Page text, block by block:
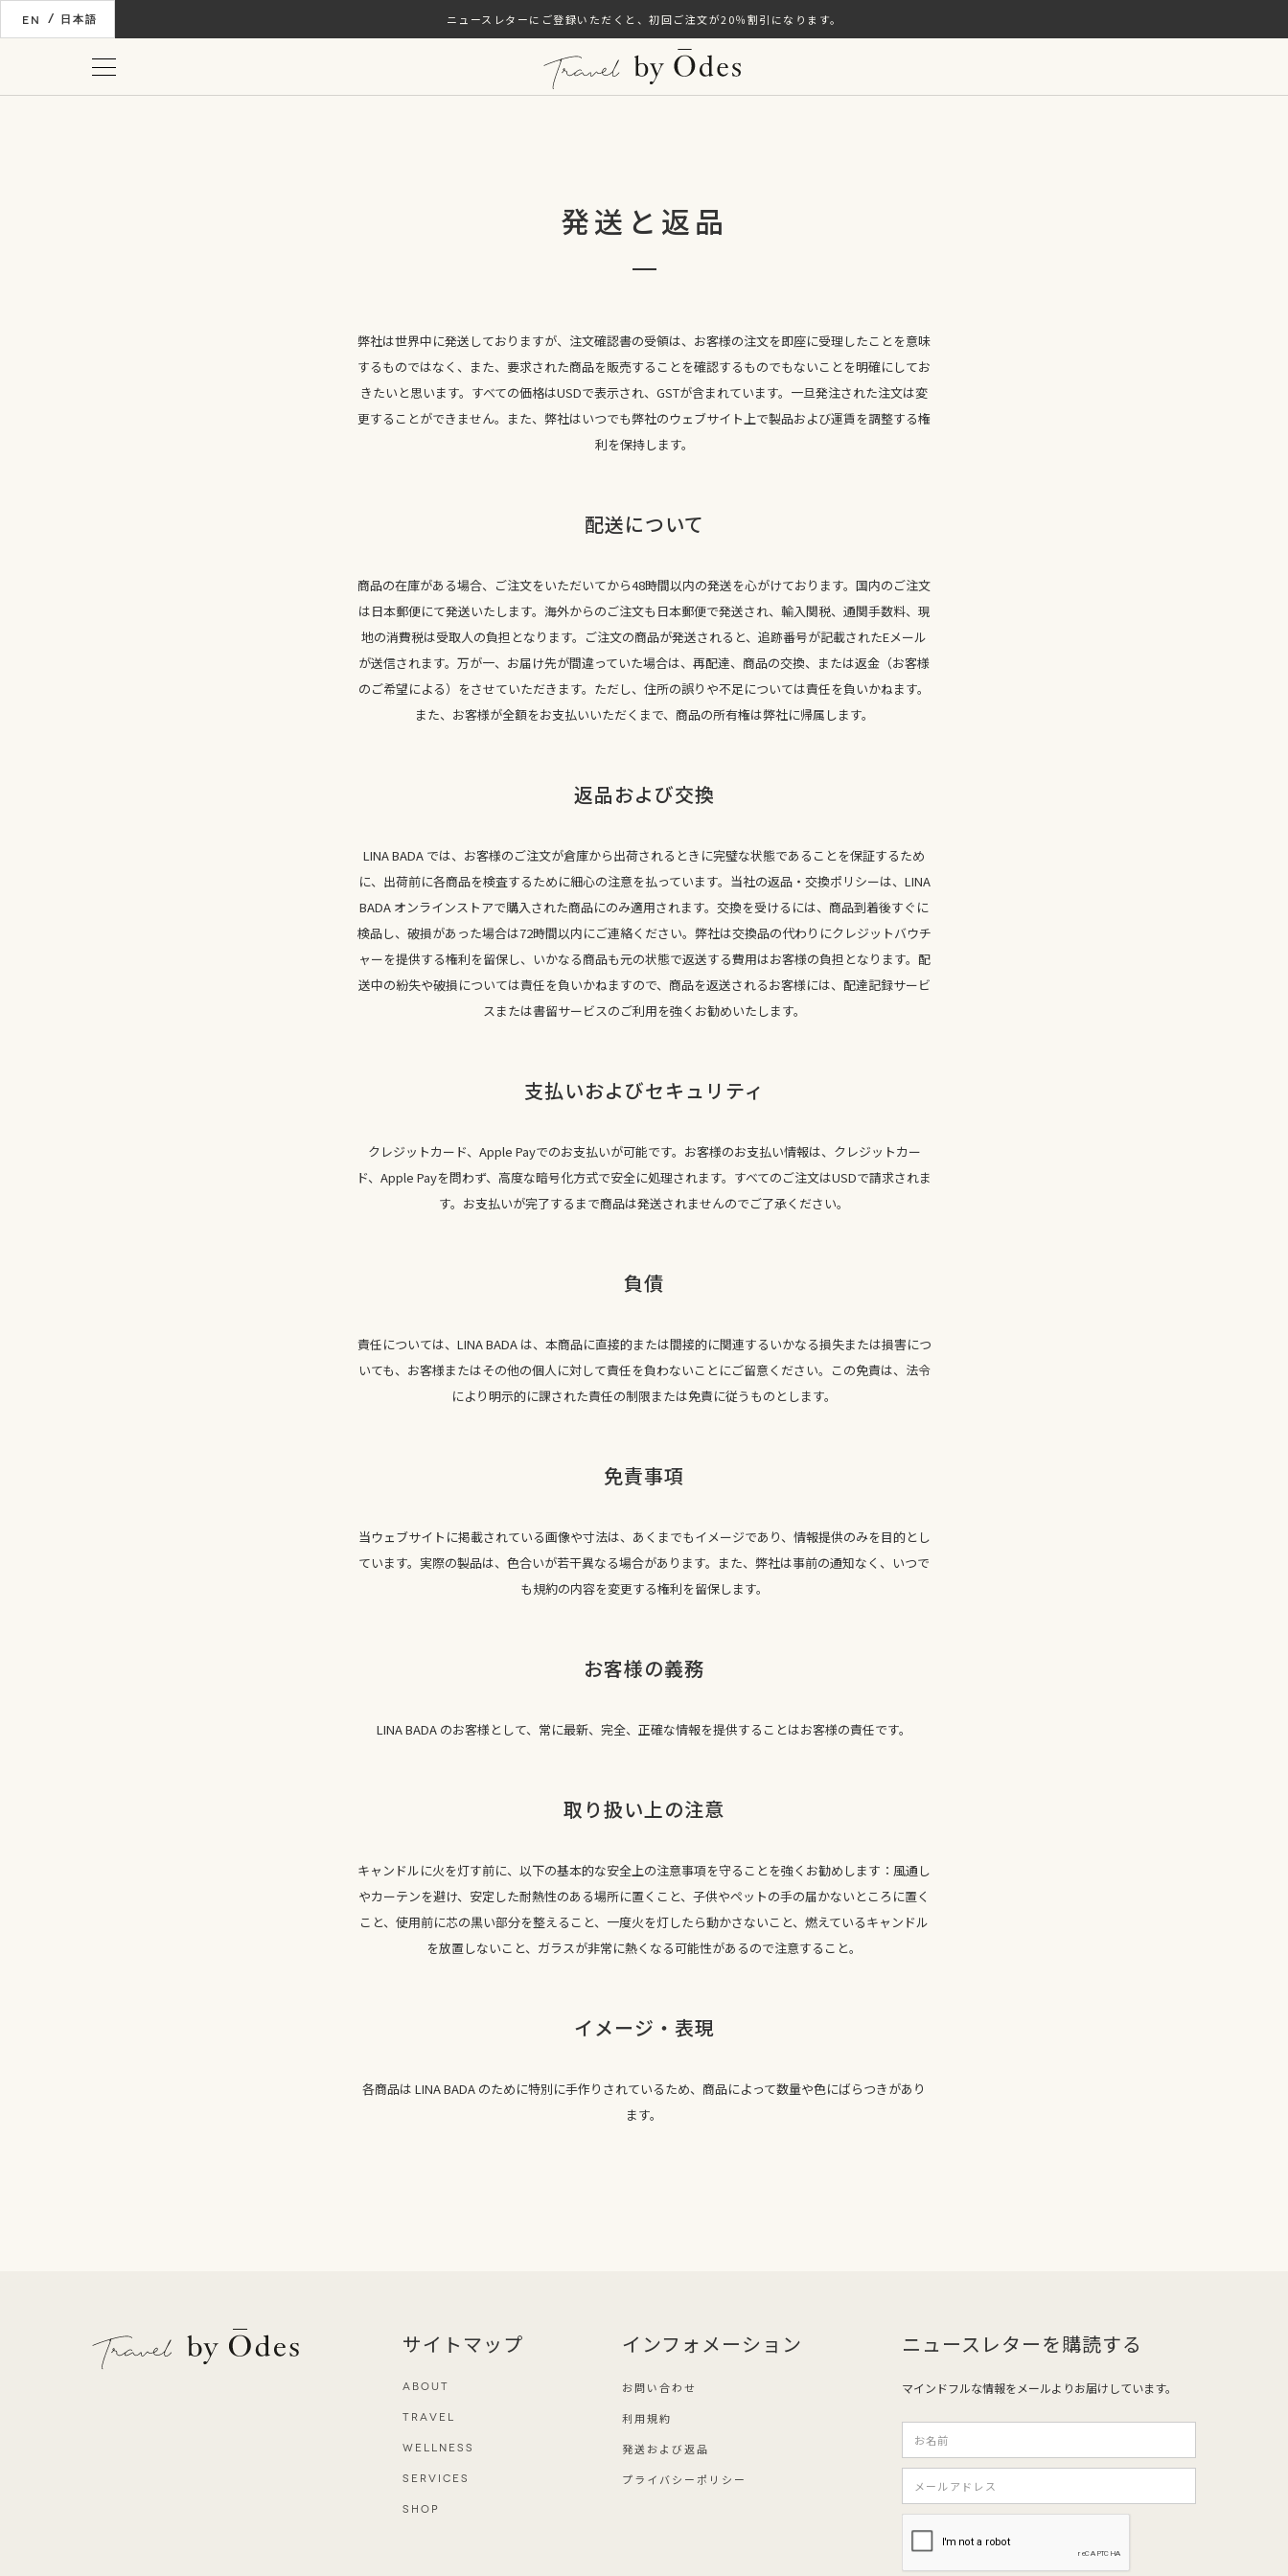
EN / 日本語 ニュースレターにご登録いただくと、初回ご注文が20％割引になります。
発送と返品
弊社は世界中に発送しておりますが、注文確認書の受領は、お客様の注文を即座に受理したことを意味
するものではなく、また、要求された商品を販売することを確認するものでもないことを明確にしてお
きたいと思います。すべての価格はUSDで表示され、GSTが含まれています。一旦発注された注文は変
更することができません。また、弊社はいつでも弊社のウェブサイト上で製品および運賃を調整する権
利を保持します。
配送について
商品の在庫がある場合、ご注文をいただいてから48時間以内の発送を心がけております。国内のご注文
は日本郵便にて発送いたします。海外からのご注文も日本郵便で発送され、輸入関税、通関手数料、現
地の消費税は受取人の負担となります。ご注文の商品が発送されると、追跡番号が記載されたEメール
が送信されます。万が一、お届け先が間違っていた場合は、再配達、商品の交換、または返金（お客様
のご希望による）をさせていただきます。ただし、住所の誤りや不足については責任を負いかねます。
また、お客様が全額をお支払いいただくまで、商品の所有権は弊社に帰属します。
返品および交換
LINA BADA では、お客様のご注文が倉庫から出荷されるときに完璧な状態であることを保証するため
に、出荷前に各商品を検査するために細心の注意を払っています。当社の返品・交換ポリシーは、LINA
BADA オンラインストアで購入された商品にのみ適用されます。交換を受けるには、商品到着後すぐに
検品し、破損があった場合は72時間以内にご連絡ください。弊社は交換品の代わりにクレジットバウチ
ャーを提供する権利を留保し、いかなる商品も元の状態で返送する費用はお客様の負担となります。配
送中の紛失や破損については責任を負いかねますので、商品を返送されるお客様には、配達記録サービ
スまたは書留サービスのご利用を強くお勧めいたします。
支払いおよびセキュリティ
クレジットカード、Apple Payでのお支払いが可能です。お客様のお支払い情報は、クレジットカー
ド、Apple Payを問わず、高度な暗号化方式で安全に処理されます。すべてのご注文はUSDで請求されま
す。お支払いが完了するまで商品は発送されませんのでご了承ください。
負債
責任については、LINA BADA は、本商品に直接的または間接的に関連するいかなる損失または損害につ
いても、お客様またはその他の個人に対して責任を負わないことにご留意ください。この免責は、法令
により明示的に課された責任の制限または免責に従うものとします。
免責事項
当ウェブサイトに掲載されている画像や寸法は、あくまでもイメージであり、情報提供のみを目的とし
ています。実際の製品は、色合いが若干異なる場合があります。また、弊社は事前の通知なく、いつで
も規約の内容を変更する権利を留保します。
お客様の義務
LINA BADA のお客様として、常に最新、完全、正確な情報を提供することはお客様の責任です。
取り扱い上の注意
キャンドルに火を灯す前に、以下の基本的な安全上の注意事項を守ることを強くお勧めします：風通し
やカーテンを避け、安定した耐熱性のある場所に置くこと、子供やペットの手の届かないところに置く
こと、使用前に芯の黒い部分を整えること、一度火を灯したら動かさないこと、燃えているキャンドル
を放置しないこと、ガラスが非常に熱くなる可能性があるので注意すること。
イメージ・表現
各商品は LINA BADA のために特別に手作りされているため、商品によって数量や色にばらつきがあり
ます。
サイトマップ
ABOUT
TRAVEL
WELLNESS
SERVICES
SHOP
インフォメーション
お問い合わせ
利用規約
発送および返品
プライバシーポリシー
ニュースレターを購読する
マインドフルな情報をメールよりお届けしています。